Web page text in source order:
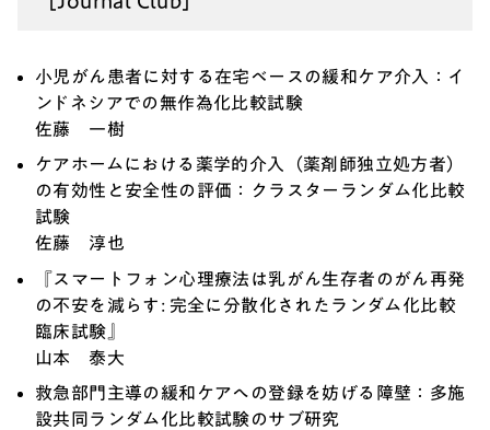
小児がん患者に対する在宅ベースの緩和ケア介入：イ
ンドネシアでの無作為化比較試験
佐藤 一樹
ケアホームにおける薬学的介入（薬剤師独立処方者）
の有効性と安全性の評価：クラスターランダム化比較
試験
佐藤 淳也
『スマートフォン心理療法は乳がん生存者のがん再発
の不安を減らす: 完全に分散化されたランダム化比較
臨床試験』
山本 泰大
救急部門主導の緩和ケアへの登録を妨げる障壁：多施
設共同ランダム化比較試験のサブ研究